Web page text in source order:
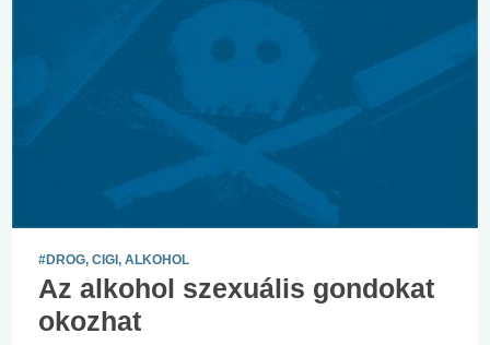
#DROG, CIGI, ALKOHOL
Az alkohol szexuális gondokat
okozhat